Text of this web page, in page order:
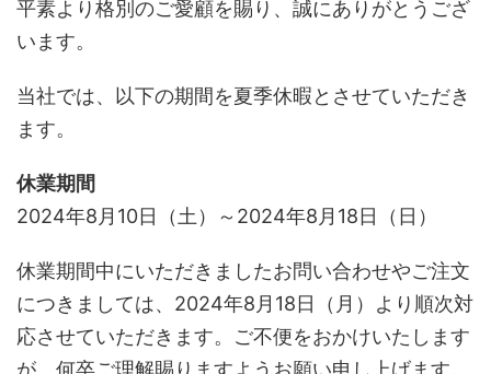
平素より格別のご愛顧を賜り、誠にありがとうござ
います。
当社では、以下の期間を夏季休暇とさせていただき
ます。
休業期間
2024年8月10日（土）～2024年8月18日（日）
休業期間中にいただきましたお問い合わせやご注文
につきましては、2024年8月18日（月）より順次対
応させていただきます。ご不便をおかけいたします
が、何卒ご理解賜りますようお願い申し上げます。